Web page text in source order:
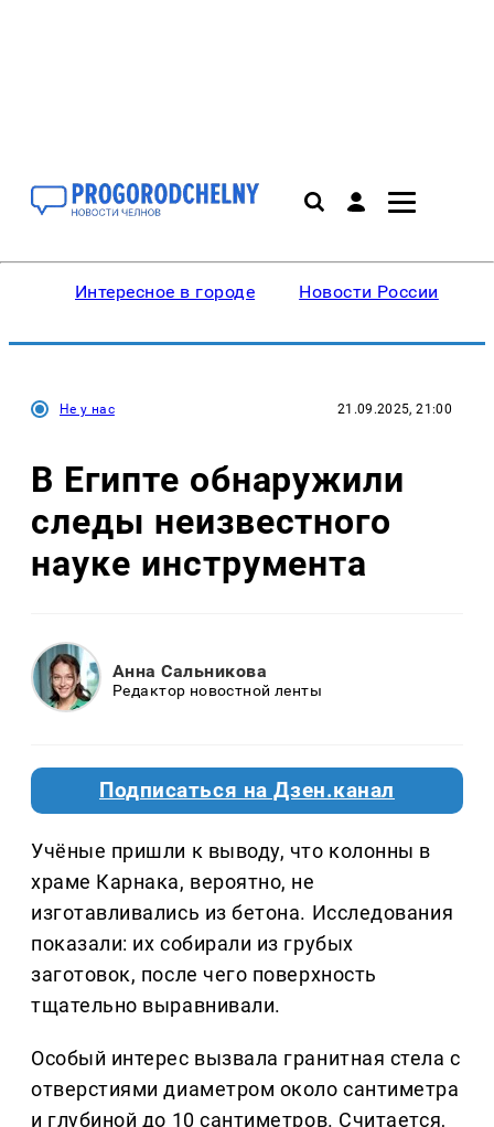
Интересное в городе Новости России
Не у нас 21.09.2025, 21:00
В Египте обнаружили
следы неизвестного
науке инструмента
Анна Сальникова
Редактор новостной ленты
Подписаться на Дзен.канал
Учёные пришли к выводу, что колонны в
храме Карнака, вероятно, не
изготавливались из бетона. Исследования
показали: их собирали из грубых
заготовок, после чего поверхность
тщательно выравнивали.
Особый интерес вызвала гранитная стела с
отверстиями диаметром около сантиметра
и глубиной до 10 сантиметров. Считается,